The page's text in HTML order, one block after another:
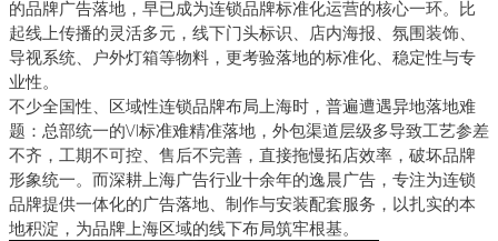
的品牌广告落地，早已成为连锁品牌标准化运营的核心一环。比
起线上传播的灵活多元，线下门头标识、店内海报、氛围装饰、
导视系统、户外灯箱等物料，更考验落地的标准化、稳定性与专
业性。
不少全国性、区域性连锁品牌布局上海时，普遍遭遇异地落地难
题：总部统一的VI标准难精准落地，外包渠道层级多导致工艺参差
不齐，工期不可控、售后不完善，直接拖慢拓店效率，破坏品牌
形象统一。而深耕上海广告行业十余年的逸晨广告，专注为连锁
品牌提供一体化的广告落地、制作与安装配套服务，以扎实的本
地积淀，为品牌上海区域的线下布局筑牢根基。